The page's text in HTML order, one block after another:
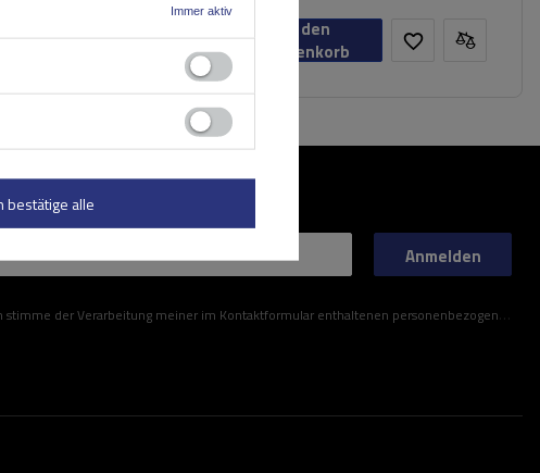
In den
Warenkorb
meiner im Kontaktformular enthaltenen personenbezogenen Daten gemäß der Verordnung (EU) des Europäischen Parlaments und des Rates zu.
Anmelden
Immer aktiv
bestätige alle